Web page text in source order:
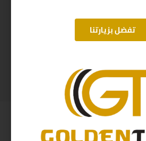
)
383ر.س 345
تفضل بزيارتنا